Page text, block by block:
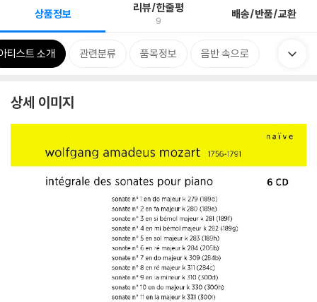
상품정보 리뷰/한줄평
9 배송/반품/교환
티스트 소개 관련분류 품목정보 음반 속으로
상세 이미지